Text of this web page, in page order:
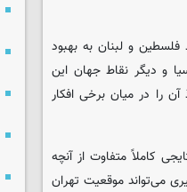
فلسطین و لبنان به بهبود
و دیگر نقاط جهان این
را در میان برخی افکار
کاملاً متفاوت از آنچه
می‌تواند موقعیت تهران